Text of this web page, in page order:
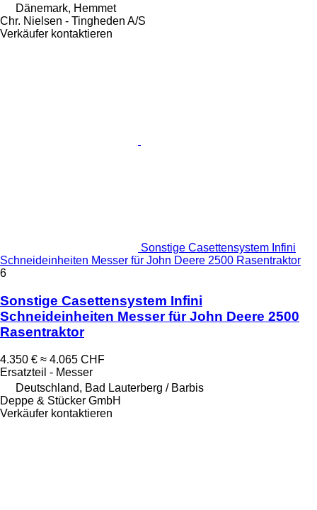
Dänemark, Hemmet
Chr. Nielsen - Tingheden A/S
Verkäufer kontaktieren
Sonstige Casettensystem Infini
Schneideinheiten Messer für John Deere 2500 Rasentraktor
6
Sonstige Casettensystem Infini
Schneideinheiten Messer für John Deere 2500
Rasentraktor
4.350 € ≈ 4.065 CHF
Ersatzteil - Messer
Deutschland, Bad Lauterberg / Barbis
Deppe & Stücker GmbH
Verkäufer kontaktieren